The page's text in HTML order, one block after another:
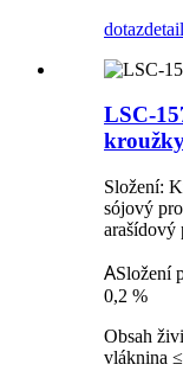
dotazdetail
LSC-
Složení:
sójový
arašídový
ASložení
0,2 %
Obsah
vláknina